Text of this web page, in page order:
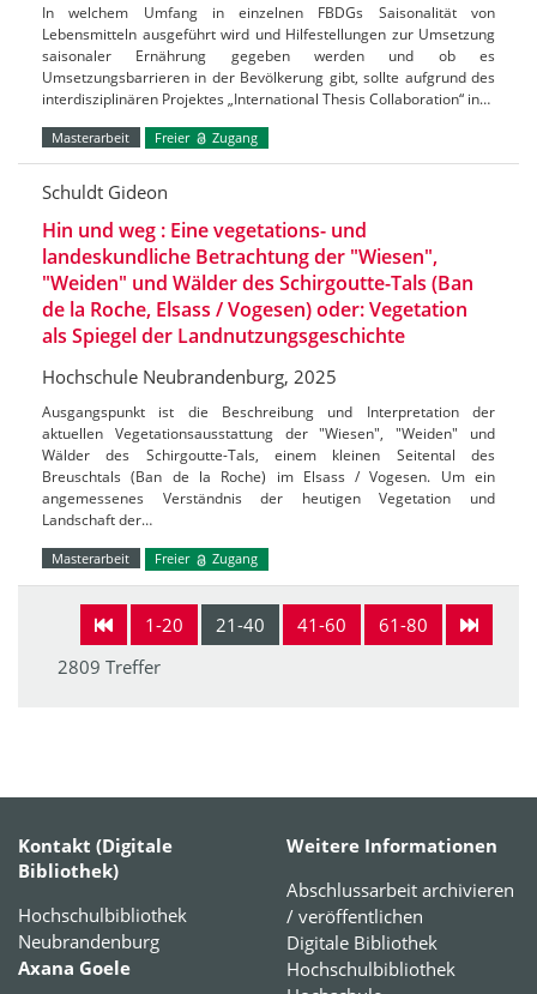
In welchem Umfang in einzelnen FBDGs Saisonalität von
Lebensmitteln ausgeführt wird und Hilfestellungen zur Umsetzung
saisonaler Ernährung gegeben werden und ob es
Umsetzungsbarrieren in der Bevölkerung gibt, sollte aufgrund des
interdisziplinären Projektes „International Thesis Collaboration“ in…
Masterarbeit Freier Zugang
Schuldt Gideon
Hin und weg : Eine vegetations- und
landeskundliche Betrachtung der "Wiesen",
"Weiden" und Wälder des Schirgoutte-Tals (Ban
de la Roche, Elsass / Vogesen) oder: Vegetation
als Spiegel der Landnutzungsgeschichte
Hochschule Neubrandenburg, 2025
Ausgangspunkt ist die Beschreibung und Interpretation der
aktuellen Vegetationsausstattung der "Wiesen", "Weiden" und
Wälder des Schirgoutte-Tals, einem kleinen Seitental des
Breuschtals (Ban de la Roche) im Elsass / Vogesen. Um ein
angemessenes Verständnis der heutigen Vegetation und
Landschaft der…
Masterarbeit Freier Zugang
1-20 21-40 41-60
61-80
2809 Treffer
Kontakt (Digitale
Bibliothek)
Hochschulbibliothek
Neubrandenburg
Axana Goele
Weitere Informationen
Abschlussarbeit archivieren
/ veröffentlichen
Digitale Bibliothek
Hochschulbibliothek